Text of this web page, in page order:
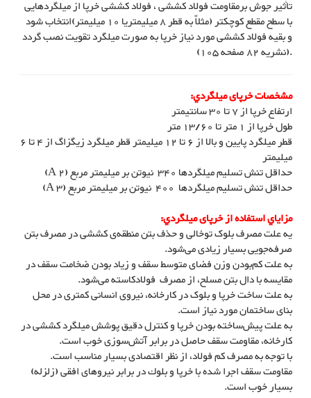
تأثیر جوش برمقاومت فولاد کششی ، فولاد کششی خرپا از میلگردهایی
با سطح مقطع کوچکتر (مثلاً به قطر 8 میلیمتریا 10 میلیمتر)انتخاب شود
و بقیه فولاد کششی مورد نیاز خرپا به صورت میلگرد تقویت نصب گردد
.(نشریه 82 صفحه 105)
مشخصات خرپای ميلگردي:
ارتفاع خرپا از 7 تا 30 سانتيمتر
طول خرپا از 1 متر تا 13/60 متر
قطر ميلگرد پايين و بالا از 6 تا 12 ميليمتر قطر ميلگرد زيگزاگ از 4 تا 6
ميليمتر
حداقل تنش تسليم ميلگردها 340 نیوتن بر میلیمتر مربع (A 2)
حداقل تنش تسليم ميلگردها 400 نیوتن بر میلیمتر مربع (A 3)
مزاياي استفاده از خرپای ميلگردي:
یه علت مصرف بلوک‌ توخالی و حذف بتن منطقه‌ی کششی در مصرف بتن
صرفه‌جویی بسیار زیادی می‌شود.
به علت کم‌بودن وزن فضای متوسط سقف و زیاد بودن ضخامت سقف در
مقایسه با دال بتن مسلح، از مصرف فولادکاسته می‌شود.
به علت ساخت خرپا و بلوک در کارخانه، نیروی انسانی کمتری در محل
بنای ساختمان مورد نیاز است.
به علت پیش‌ساخته بودن خرپا و کنترل دقیق پوشش میلگرد کششی در
کارخانه، مقاومت سقف حاصل در برابر آتش‌سوزی خوب است.
با توجه به مصرف کم فولاد، از نظر اقتصادی بسیار مناسب است.
مقاومت سقف اجرا شده با خرپا و بلوك در برابر نيروهای افقی (زلزله)
بسيار خوب است.